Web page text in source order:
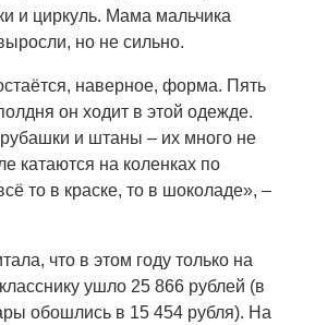
и циркуль. Мама мальчика
но не сильно.
наверное, форма. Пять
он ходит в этой одежде.
и штаны – их много не
катаются на коленках по
то в краске, то в шоколаде», –
что в этом году только на
ушло 25 866 рублей (в
обошлись в 15 454 рубля). На